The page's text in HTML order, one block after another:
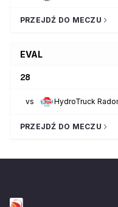
PRZEJDŹ DO MECZU
EVAL
28
vs HydroTruck
PRZEJDŹ DO MECZU